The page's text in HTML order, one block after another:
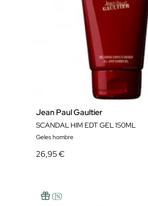
Jean Paul Gaultier
SCANDAL HIM EDT GEL 150ML
Geles hombre
26,95 €